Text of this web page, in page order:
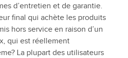
d’entretien et de garantie.
final qui achète les produits
hors service en raison d’un
qui est réellement
La plupart des utilisateurs